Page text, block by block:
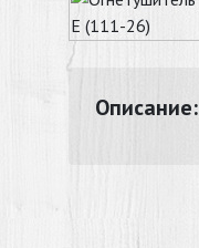
Описание: